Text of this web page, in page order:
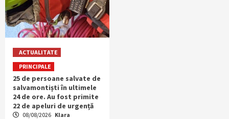
ACTUALITATE
PRINCIPALE
25 de persoane salvate de
salvamontiști în ultimele
24 de ore. Au fost primite
22 de apeluri de urgență
08/08/2026 Klara